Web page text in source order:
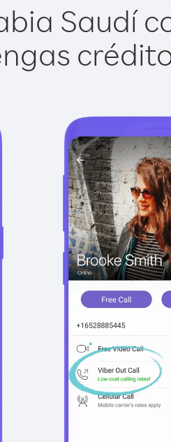
Saudí